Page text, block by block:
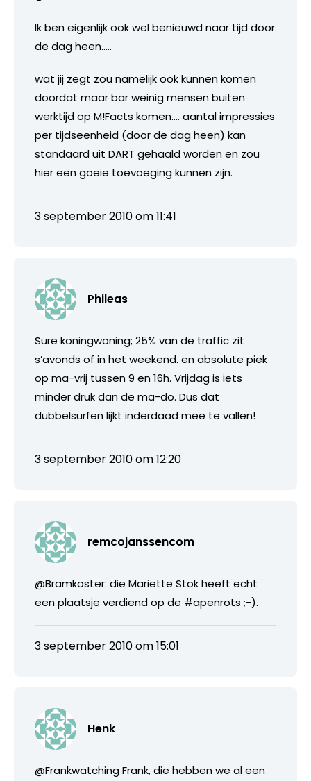
Ik ben eigenlijk ook wel benieuwd naar tijd door
de dag heen…..
wat jij zegt zou namelijk ook kunnen komen
doordat maar bar weinig mensen buiten
werktijd op M!Facts komen…. aantal impressies
per tijdseenheid (door de dag heen) kan
standaard uit DART gehaald worden en zou
hier een goeie toevoeging kunnen zijn.
3 september 2010 om 11:41
Phileas
Sure koningwoning; 25% van de traffic zit
s’avonds of in het weekend. en absolute piek
op ma-vrij tussen 9 en 16h. Vrijdag is iets
minder druk dan de ma-do. Dus dat
dubbelsurfen lijkt inderdaad mee te vallen!
3 september 2010 om 12:20
remcojanssencom
@Bramkoster: die Mariette Stok heeft echt
een plaatsje verdiend op de #apenrots ;-).
3 september 2010 om 15:01
Henk
@Frankwatching Frank, die hebben we al een